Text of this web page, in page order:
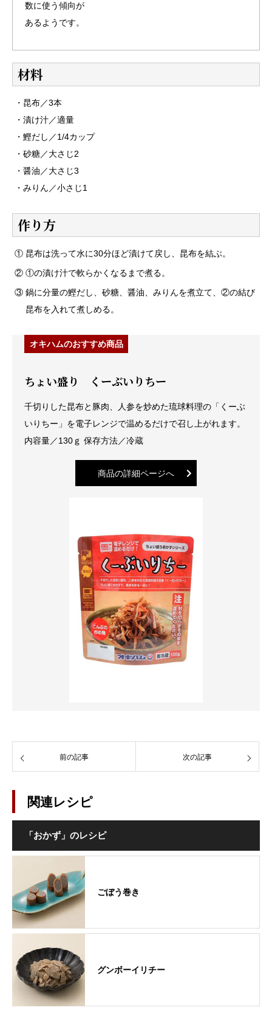
数に使う傾向が
あるようです。
材料
・昆布／3本
・漬け汁／適量
・鰹だし／1/4カップ
・砂糖／大さじ2
・醤油／大さじ3
・みりん／小さじ1
作り方
① 昆布は洗って水に30分ほど漬けて戻し、昆布を結ぶ。
② ①の漬け汁で軟らかくなるまで煮る。
③ 鍋に分量の鰹だし、砂糖、醤油、みりんを煮立て、②の結び
昆布を入れて煮しめる。
オキハムのおすすめ商品
ちょい盛り くーぶいりちー
千切りした昆布と豚肉、人参を炒めた琉球料理の「くーぶ
いりちー」を電子レンジで温めるだけで召し上がれます。
内容量／130ｇ 保存方法／冷蔵
商品の詳細ページへ
前の記事 次の記事
関連レシピ
「おかず」のレシピ
ごぼう巻き
グンボーイリチー